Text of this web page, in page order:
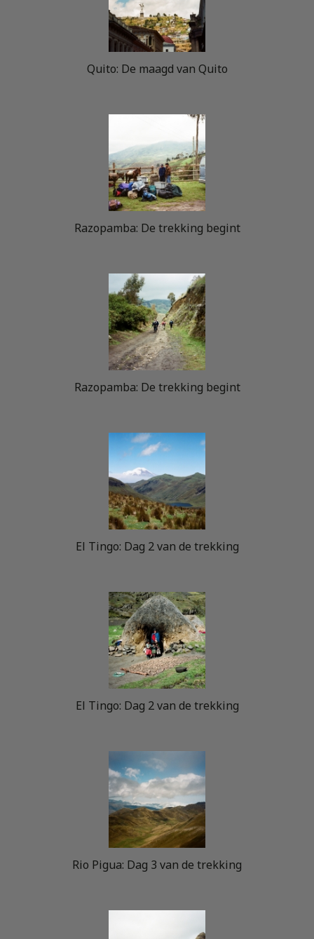
Quito: De maagd van Quito
Razopamba: De trekking begint
Razopamba: De trekking begint
El Tingo: Dag 2 van de trekking
El Tingo: Dag 2 van de trekking
Rio Pigua: Dag 3 van de trekking